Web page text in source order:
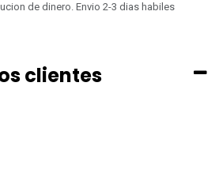
de dinero. Envio 2-3 dias habiles
clientes